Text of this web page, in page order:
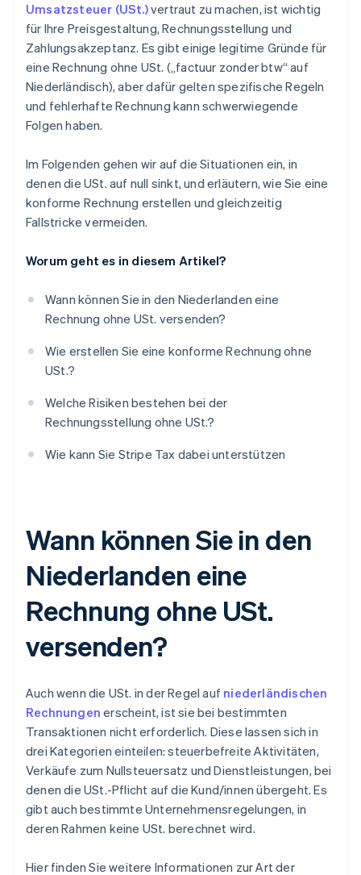
Umsatzsteuer (USt.)vertraut zu machen, ist wichtig
für Ihre Preisgestaltung, Rechnungsstellung und
Zahlungsakzeptanz. Es gibt einige legitime Gründe für
eine Rechnung ohne USt. („factuur zonder btw“ auf
Niederländisch), aber dafür gelten spezifische Regeln
und fehlerhafte Rechnung kann schwerwiegende
Folgen haben.
Im Folgenden gehen wir auf die Situationen ein, in
denen die USt. auf null sinkt, und erläutern, wie Sie eine
konforme Rechnung erstellen und gleichzeitig
Fallstricke vermeiden.
Worum geht es in diesem Artikel?
Wann können Sie in den Niederlanden eine
Rechnung ohne USt. versenden?
Wie erstellen Sie eine konforme Rechnung ohne
USt.?
Welche Risiken bestehen bei der
Rechnungsstellung ohne USt.?
Wie kann Sie Stripe Tax dabei unterstützen
Wann können Sie in den
Niederlanden eine
Rechnung ohne USt.
versenden?
Auch wenn die USt. in der Regel auf niederländischen
Rechnungen erscheint, ist sie bei bestimmten
Transaktionen nicht erforderlich. Diese lassen sich in
drei Kategorien einteilen: steuerbefreite Aktivitäten,
Verkäufe zum Nullsteuersatz und Dienstleistungen, bei
denen die USt.-Pflicht auf die Kund/innen übergeht. Es
gibt auch bestimmte Unternehmensregelungen, in
deren Rahmen keine USt. berechnet wird.
Hier finden Sie weitere Informationen zur Art der